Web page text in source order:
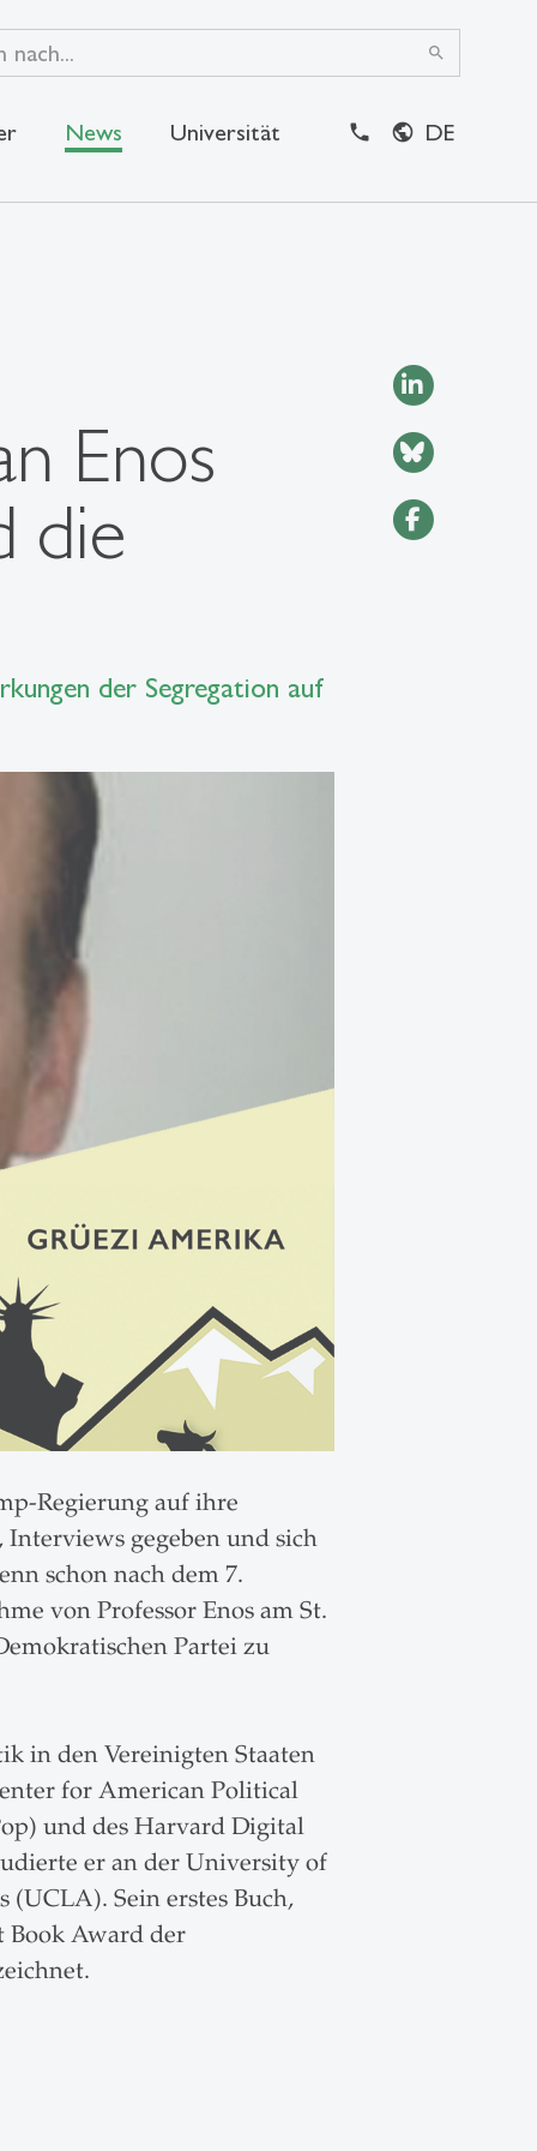
search
News Universität DE
Enos
die
der Segregation auf
Regierung auf ihre
gegeben und sich
schon nach dem 7.
von Professor Enos am St.
Partei zu
in den Vereinigten Staaten
for American Political
und des Harvard Digital
er an der University of
Sein erstes Buch,
Book Award der